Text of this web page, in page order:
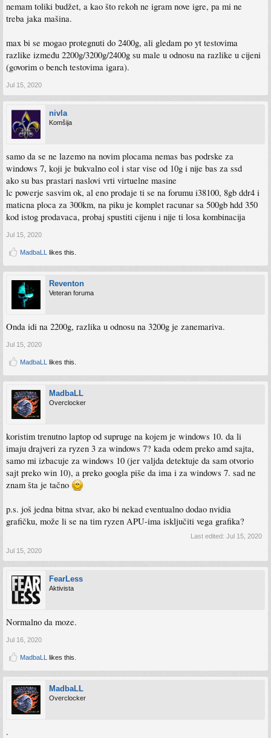
nemam toliki budžet, a kao što rekoh ne igram nove igre, pa mi ne
treba jaka mašina.
max bi se mogao protegnuti do 2400g, ali gledam po yt testovima
razlike između 2200g/3200g/2400g su male u odnosu na razlike u cijeni
(govorim o bench testovima igara).
Jul 15, 2020
nivla
Komšija
samo da se ne lazemo na novim plocama nemas bas podrske za
windows 7, koji je bukvalno eol i star vise od 10g i nije bas za ssd
ako su bas prastari naslovi vrti virtuelne masine
lc powerje sasvim ok, al eno prodaje ti se na forumu i38100, 8gb ddr4 i
maticna ploca za 300km, na piku je komplet racunar sa 500gb hdd 350
kod istog prodavaca, probaj spustiti cijenu i nije ti losa kombinacija
Jul 15, 2020
MadbaLL likes this.
Reventon
Veteran foruma
Onda idi na 2200g, razlika u odnosu na 3200g je zanemariva.
Jul 15, 2020
MadbaLL likes this.
MadbaLL
Overclocker
koristim trenutno laptop od supruge na kojem je windows 10. da li
imaju drajveri za ryzen 3 za windows 7? kada odem preko amd sajta,
samo mi izbacuje za windows 10 (jer valjda detektuje da sam otvorio
sajt preko win 10), a preko googla piše da ima i za windows 7. sad ne
znam šta je tačno
p.s. još jedna bitna stvar, ako bi nekad eventualno dodao nvidia
grafičku, može li se na tim ryzen APU-ima isključiti vega grafika?
Last edited: Jul 15, 2020
Jul 15, 2020
FearLess
Aktivista
Normalno da moze.
Jul 16, 2020
MadbaLL likes this.
MadbaLL
Overclocker
.